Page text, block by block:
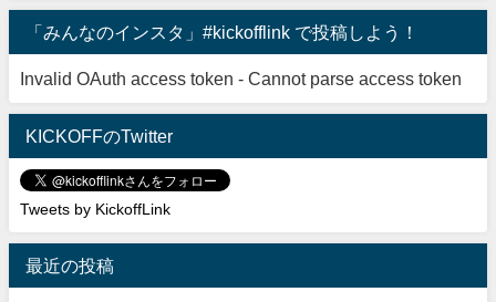
「みんなのインスタ」#kickofflink で投稿しよう！
Invalid OAuth access token - Cannot parse access token
KICKOFFのTwitter
Tweets by KickoffLink
最近の投稿